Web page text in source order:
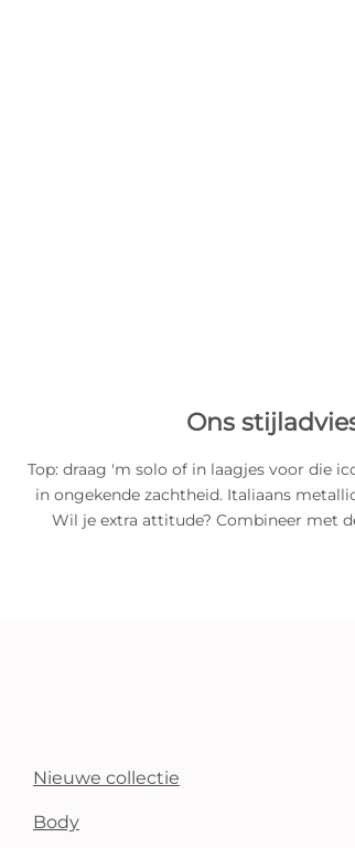
Ons
Top: draag 'm solo of in laagjes voor die
in ongekende zachtheid. Italiaans
Wil je extra attitude? Combineer met
Nieuwe collectie
Body